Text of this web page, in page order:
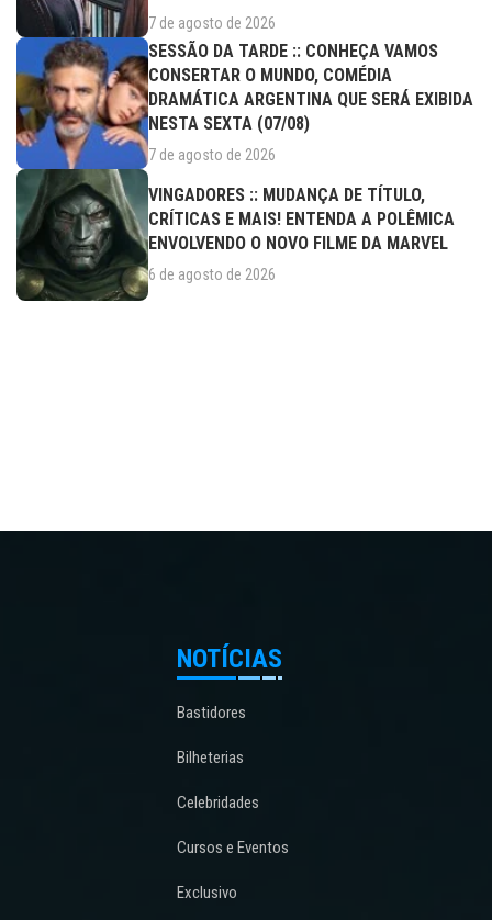
7 de agosto de 2026
SESSÃO DA TARDE :: CONHEÇA VAMOS
CONSERTAR O MUNDO, COMÉDIA
DRAMÁTICA ARGENTINA QUE SERÁ EXIBIDA
NESTA SEXTA (07/08)
7 de agosto de 2026
VINGADORES :: MUDANÇA DE TÍTULO,
CRÍTICAS E MAIS! ENTENDA A POLÊMICA
ENVOLVENDO O NOVO FILME DA MARVEL
6 de agosto de 2026
NOTÍCIAS
Bastidores
Bilheterias
Celebridades
Cursos e Eventos
Exclusivo